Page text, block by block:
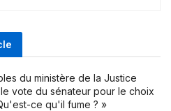
du ministère de la Justice
vote du sénateur pour le choix
ce qu'il fume ? »